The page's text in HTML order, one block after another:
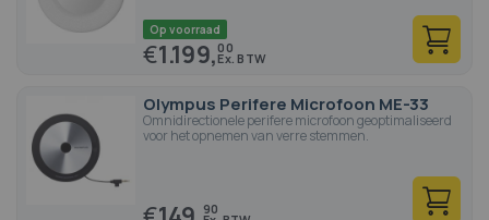
Op voorraad
€1.199,00
Olympus Perifere Microfoon ME-33
Omnidirectionele perifere microfoon geoptimaliseerd
voor het opnemen van verre stemmen.
90